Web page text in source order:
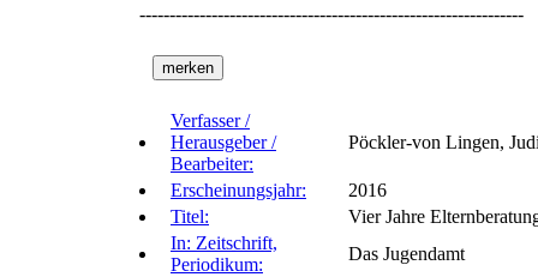
----------------------------------------------------------------
Verfasser /
Herausgeber /
Bearbeiter:
Pöckler-von Lingen,
Erscheinungsjahr:
2016
Titel:
Vier Jahre
In: Zeitschrift,
Periodikum:
Das Jugendamt